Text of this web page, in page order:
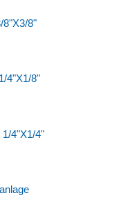
8"x3/8"
4"x1/8"
1/4"x1/4"